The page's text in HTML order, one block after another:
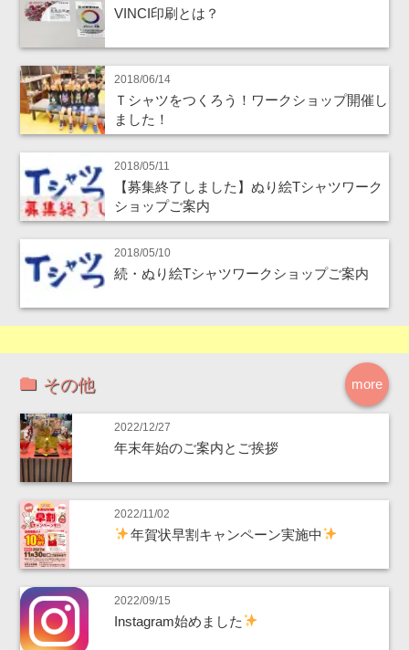
VINCI印刷とは？
2018/06/14
Ｔシャツをつくろう！ワークショップ開催し
ました！
2018/05/11
【募集終了しました】ぬり絵Tシャツワーク
ショップご案内
2018/05/10
続・ぬり絵Tシャツワークショップご案内
more
その他
2022/12/27
年末年始のご案内とご挨拶
2022/11/02
年賀状早割キャンペーン実施中
2022/09/15
Instagram始めました